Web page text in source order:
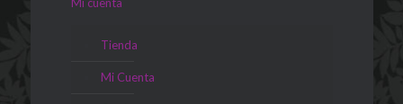
Mi cuenta
Tienda
Mi Cuenta